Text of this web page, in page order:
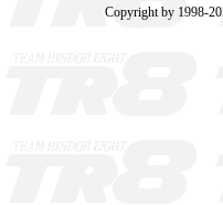
Copyright by 1998-